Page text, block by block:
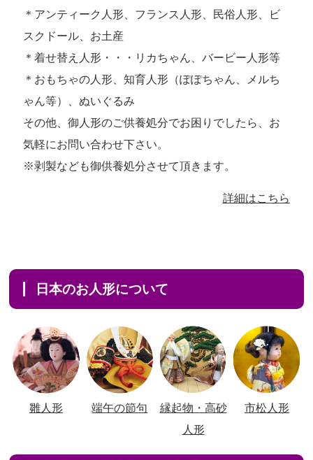
＊アンティーク人形、フランス人形、民俗人形、ビ
スクドール、お土産
＊着せ替え人形・・・リカちゃん、バービー人形等
＊おもちゃの人形、知育人形（ぽぽちゃん、メルち
ゃん等）、ぬいぐるみ
その他、御人形のご供養処分でお困りでしたら、お
気軽にお問い合わせ下さい。
※剥製なども御供養処分させて頂きます。
詳細はこちら
日本のお人形について
雛人形 端午の節句
縁起物・高砂
人形
市松人形